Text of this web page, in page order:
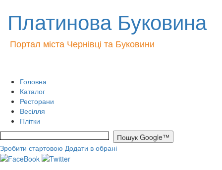
Платинова Буковина
Портал міста Чернівці та Буковини
Головна
Каталог
Ресторани
Весілля
Плітки
Зробити стартовою Додати в обрані